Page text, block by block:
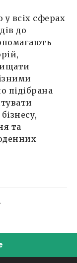
всіх сферах
до
підібрана
та